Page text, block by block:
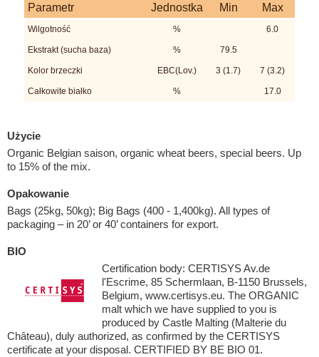
Parametr Jednostka Min Max
Wilgotność % 6.0
Ekstrakt (sucha baza) % 79.5
Kolor brzeczki EBC(Lov.) 3 (1.7) 7 (3.2)
Całkowite białko % 17.0
Użycie
Organic Belgian saison, organic wheat beers, special beers. Up
to 15% of the mix.
Opakowanie
Bags (25kg, 50kg); Big Bags (400 - 1,400kg). All types of
packaging – in 20’ or 40’ containers for export.
BIO
Certification body: CERTISYS Av.de
l'Escrime, 85 Schermlaan, B-1150 Brussels,
Belgium, www.certisys.eu. The ORGANIC
malt which we have supplied to you is
produced by Castle Malting (Malterie du
Château), duly authorized, as confirmed by the CERTISYS
certificate at your disposal. CERTIFIED BY BE BIO 01.